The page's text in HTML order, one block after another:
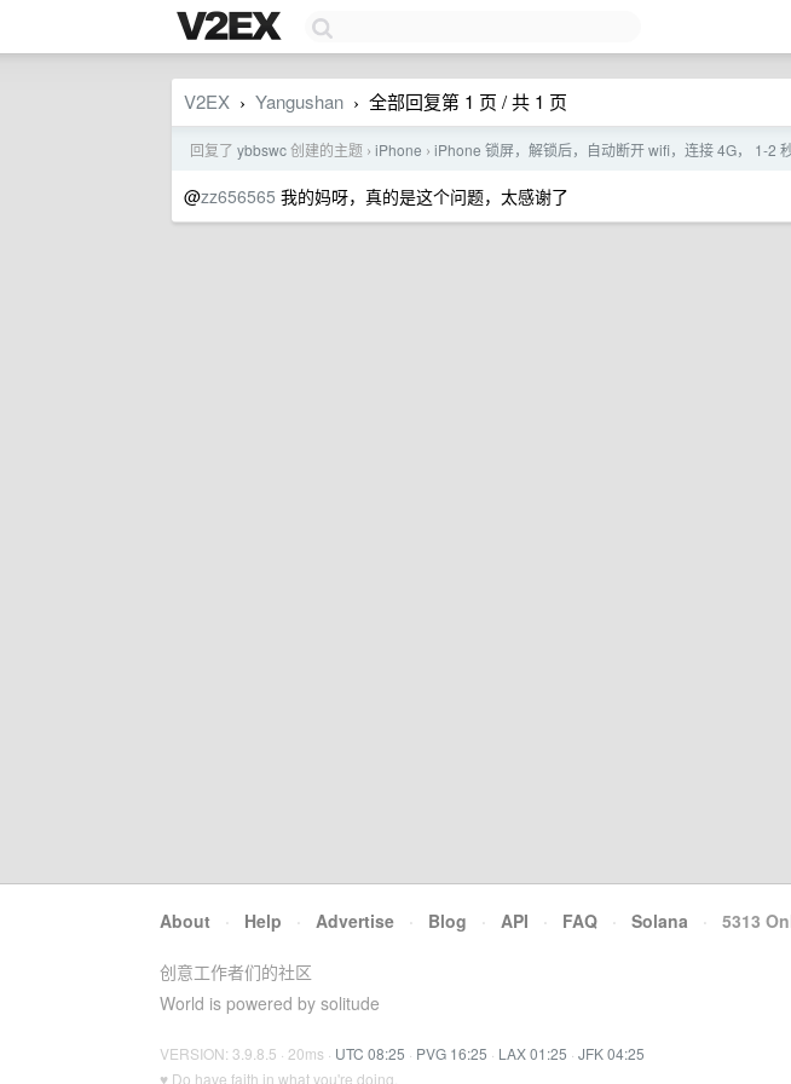
V2EX › Yangushan › 全部回复第 1 页 / 共 1 页
回复了 ybbswc创建的主题 › iPhone › iPhone 锁屏，解锁后，自动断开 wifi，连接 4G， 1-2
@zz656565 我的妈呀，真的是这个问题，太感谢了
About · Help · Advertise · Blog · API · FAQ · Solana · 5313
创意工作者们的社区
World is powered by solitude
VERSION: 3.9.8.5 · 20ms · UTC 08:25 · PVG 16:25 · LAX 01:25 · JFK 04:25
♥ Do have faith in what you're doing.